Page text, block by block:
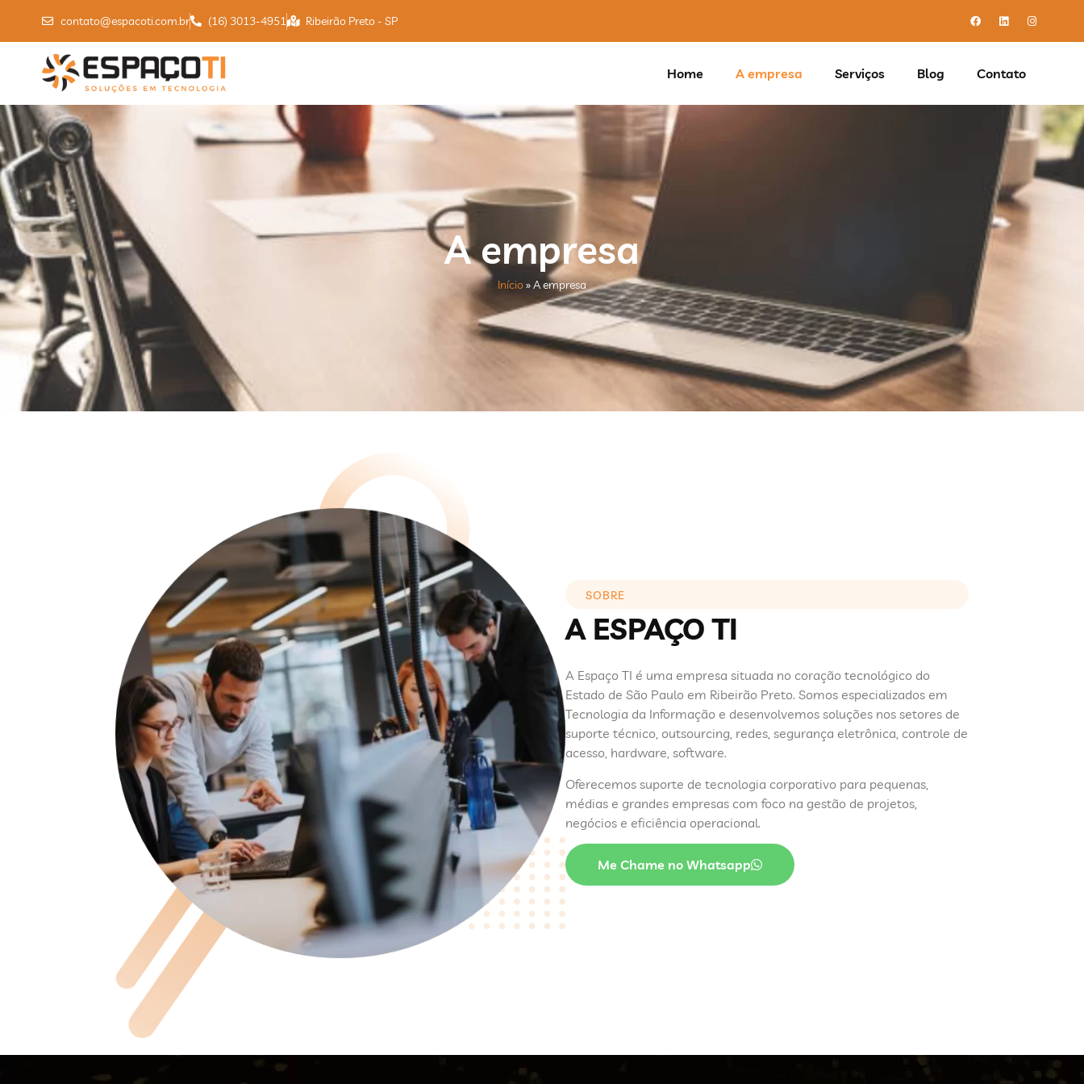
contato@espacoti.com.br (16) 3013-4951 Ribeirão Preto - SP
Home A empresa Serviços Blog Contato
A empresa
Início»A empresa
SOBRE
A ESPAÇO TI
A Espaço TI é uma empresa situada no coração tecnológico do
Estado de São Paulo em Ribeirão Preto. Somos especializados em
Tecnologia da Informação e desenvolvemos soluções nos setores de
suporte técnico, outsourcing, redes, segurança eletrônica, controle de
acesso, hardware, software.
Oferecemos suporte de tecnologia corporativo para pequenas,
médias e grandes empresas com foco na gestão de projetos,
negócios e eficiência operacional.
Me Chame no Whatsapp